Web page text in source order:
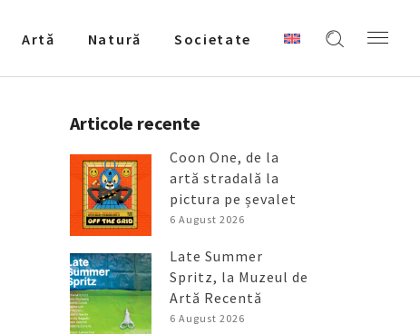
Artǎ Natură Societate
Articole recente
Coon One, de la
artă stradală la
pictura pe șevalet
6 August 2026
Late Summer
Spritz, la Muzeul de
Artă Recentă
6 August 2026